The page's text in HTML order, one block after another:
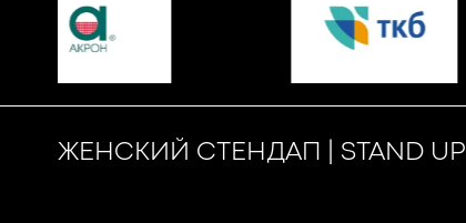
ЖЕНСКИЙ СТЕНДАП | STAND UP